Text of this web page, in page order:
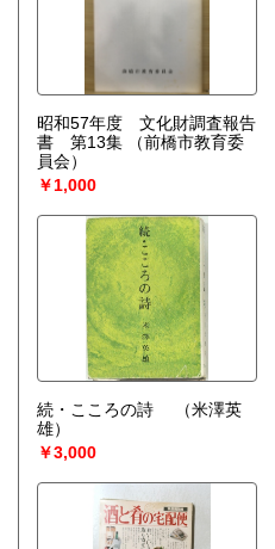
-
昭和57年度 文化財調査報告
書 第13集
（前橋市教育委
員会）
￥1,000
続・こころの詩
（米澤英
雄）
￥3,000